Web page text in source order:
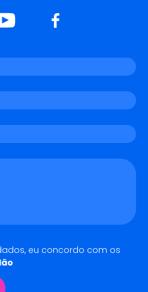
eu concordo com os